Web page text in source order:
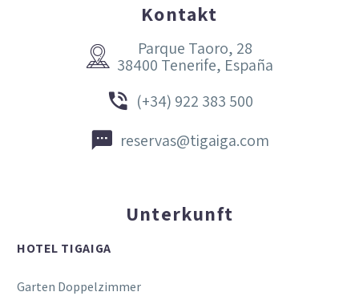
Kontakt


Parque Taoro, 28
38400 Tenerife, España

 (+34) 922 383 500

 reservas@tigaiga.com
Unterkunft
HOTEL TIGAIGA
Garten Doppelzimmer